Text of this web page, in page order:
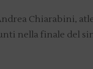
Chiarabini,
nella finale del